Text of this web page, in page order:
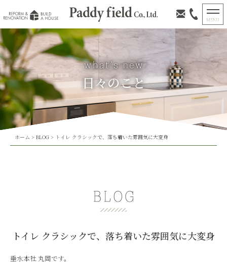
日々のこと
ホーム > BLOG> トイレ クラシックで、落ち着いた雰囲気に大変身
トイレ クラシックで、落ち着いた雰囲気に大変身
垂水本社 丸岡です。